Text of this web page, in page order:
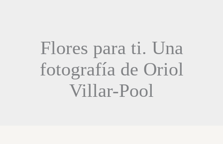
Flores para ti. Una
fotografía de Oriol
Villar-Pool